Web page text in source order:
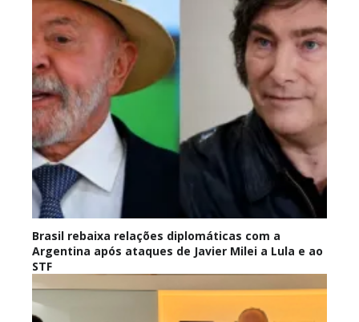
Brasil rebaixa relações diplomáticas com a
Argentina após ataques de Javier Milei a Lula e ao
STF